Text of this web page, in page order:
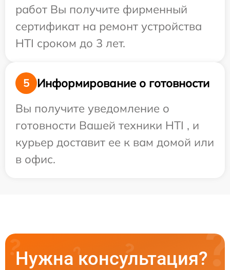
работ Вы получите фирменный
сертификат на ремонт устройства
HTI сроком до 3 лет.
5
Информирование о готовности
Вы получите уведомление о
готовности Вашей техники HTI , и
курьер доставит ее к вам домой или
в офис.
Нужна консультация?